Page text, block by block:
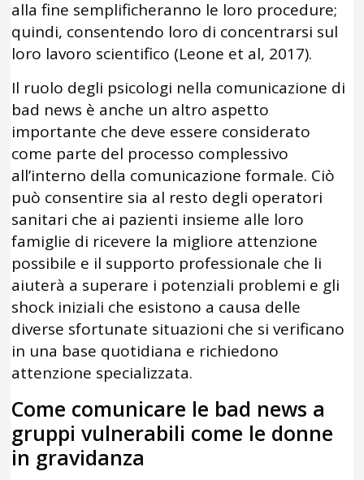
alla fine semplificheranno le loro procedure;
quindi, consentendo loro di concentrarsi sul
loro lavoro scientifico (Leone et al, 2017).
Il ruolo degli psicologi nella comunicazione di
bad news è anche un altro aspetto
importante che deve essere considerato
come parte del processo complessivo
all’interno della comunicazione formale. Ciò
può consentire sia al resto degli operatori
sanitari che ai pazienti insieme alle loro
famiglie di ricevere la migliore attenzione
possibile e il supporto professionale che li
aiuterà a superare i potenziali problemi e gli
shock iniziali che esistono a causa delle
diverse sfortunate situazioni che si verificano
in una base quotidiana e richiedono
attenzione specializzata.
Come comunicare le bad news a
gruppi vulnerabili come le donne
in gravidanza